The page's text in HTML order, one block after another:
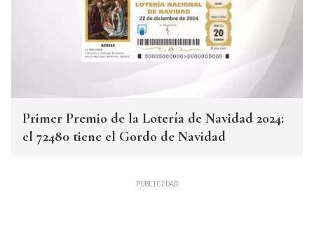
Primer Premio de la Lotería de Navidad 2024:
el 72480 tiene el Gordo de Navidad